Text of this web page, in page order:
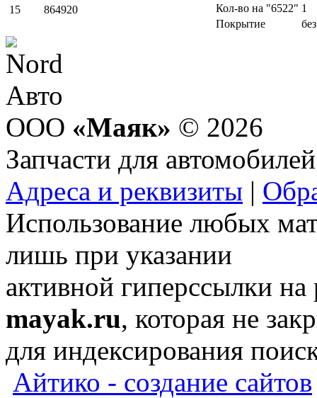
15 864920
Кол-во на "6522" 1
Покрытие
ООО «Маяк» © 2026
Запчасти для автомобилей
Адреса и реквизиты |
Использование любых
лишь при указании
активной гиперссылки
mayak.ru, которая не
для индексирования
Айтико - создание сайтов